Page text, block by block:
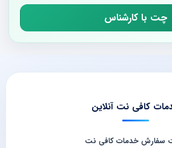
چت با کارشناس
کافی نت آنلاین
سفارش خدمات کافی‌ نت